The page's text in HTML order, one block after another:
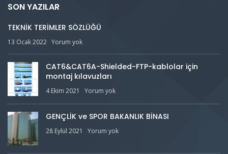
SON YAZILAR
TEKNİK TERİMLER SÖZLÜĞÜ
13 Ocak 2022 Yorum yok
CAT6&CAT6A-Shielded-FTP-kablolar için
montaj kılavuzları
4 Ekim 2021 Yorum yok
GENÇLİK ve SPOR BAKANLIK BİNASI
28 Eylül 2021 Yorum yok